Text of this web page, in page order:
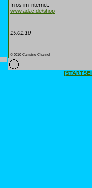
Infos im Internet:
www.adac.de/shop
15.01.10
© 2010 Camping-Channel